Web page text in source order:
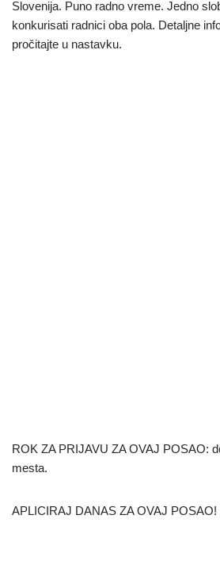
Slovenija. Puno radno vreme. Jedno
konkurisati radnici oba pola. Detaljne
pročitajte u nastavku.
ROK ZA PRIJAVU ZA OVAJ POSAO:
mesta.
APLICIRAJ DANAS ZA OVAJ POSAO!